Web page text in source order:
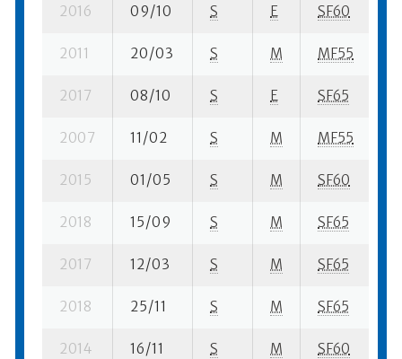
2016 09/10 S E SF60
2011 20/03 S M MF55
2017 08/10 S E SF65
2007 11/02 S M MF55
2015 01/05 S M SF60
2018 15/09 S M SF65
2017 12/03 S M SF65
2018 25/11 S M SF65
2014 16/11 S M SF60